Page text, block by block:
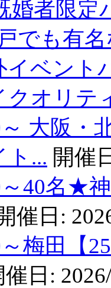
者限定
でも有
イベント
クオリテ
～ 大阪
ト... 開催
～40名★
催日:
～梅田【
催日: